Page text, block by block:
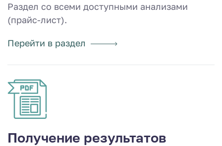
Раздел со всеми доступными анализами
(прайс-лист).
Перейти в раздел
Получение результатов